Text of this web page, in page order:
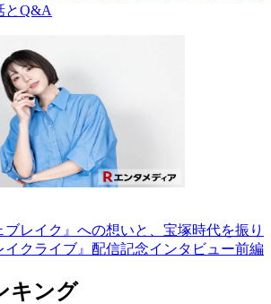
とQ&A
レイク』への想いと、宝塚時代を振り
クライブ』配信記念インタビュー前編
キング